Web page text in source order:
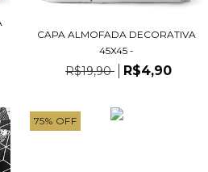
CAPA ALMOFADA DECORATIVA
45X45 -
R$19,90 R$4,90
75% OFF